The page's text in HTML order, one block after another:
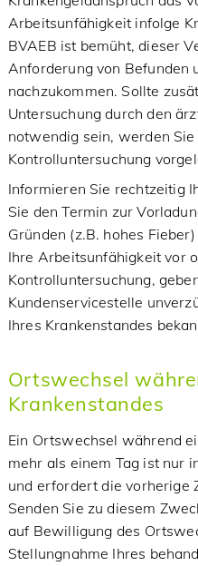
Arbeitsunfähigkeit infolge
BVAEB ist bemüht, dieser
Anforderung von Befunden
nachzukommen. Sollte
Untersuchung durch den
notwendig sein, werden
Kontrolluntersuchung
Informieren Sie rechtzeitig
Sie den Termin zur
Gründen (z.B. hohes
Ihre Arbeitsunfähigkeit vor
Kontrolluntersuchung,
Kundenservicestelle
Ihres Krankenstandes
Ortswechsel
Krankenstandes
Ein Ortswechsel während
mehr als einem Tag ist nur
und erfordert die vorherige
Senden Sie zu diesem
auf Bewilligung des
Stellungnahme Ihres